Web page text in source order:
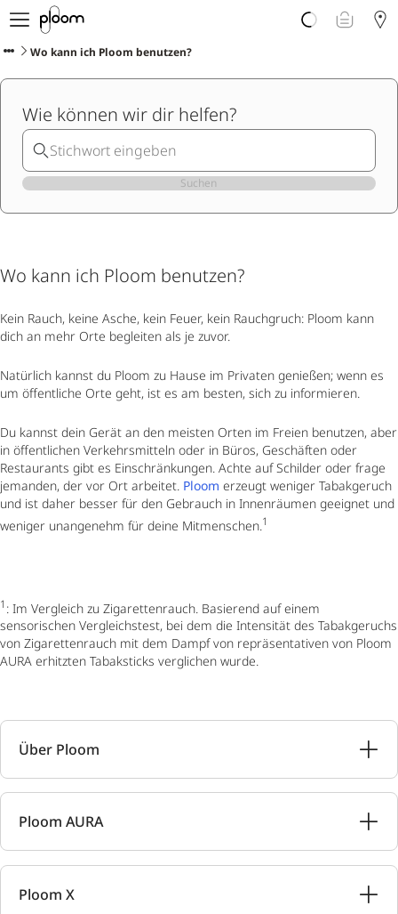
Über Ploom
Shop
Club
Support
Sorten Check
Wichtige Hinweise
Wo kann ich Ploom benutzen?
Wie können wir dir helfen?
Suchen
Wo kann ich Ploom benutzen?
Kein Rauch, keine Asche, kein Feuer, kein Rauchgruch: Ploom kann
dich an mehr Orte begleiten als je zuvor.
Natürlich kannst du Ploom zu Hause im Privaten genießen; wenn es
um öffentliche Orte geht, ist es am besten, sich zu informieren.
Du kannst dein Gerät an den meisten Orten im Freien benutzen, aber
in öffentlichen Verkehrsmitteln oder in Büros, Geschäften oder
Restaurants gibt es Einschränkungen. Achte auf Schilder oder frage
jemanden, der vor Ort arbeitet. Ploom erzeugt weniger Tabakgeruch
und ist daher besser für den Gebrauch in Innenräumen geeignet und
weniger unangenehm für deine Mitmenschen. 1
1 : Im Vergleich zu Zigarettenrauch. Basierend auf einem
sensorischen Vergleichstest, bei dem die Intensität des Tabakgeruchs
von Zigarettenrauch mit dem Dampf von repräsentativen von Ploom
AURA erhitzten Tabaksticks verglichen wurde.
Über Ploom
Ploom AURA
Ploom X